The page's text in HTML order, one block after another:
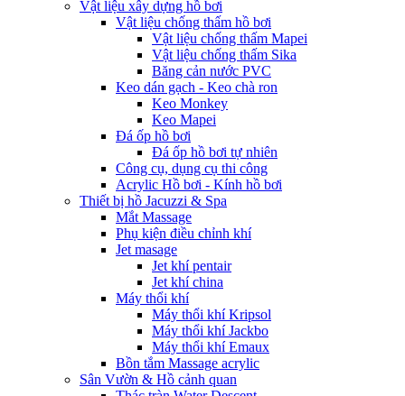
Vật liệu xây dựng hồ bơi
Vật liệu chống thấm hồ bơi
Vật liệu chống thấm Mapei
Vật liệu chống thấm Sika
Băng cản nước PVC
Keo dán gạch - Keo chà ron
Keo Monkey
Keo Mapei
Đá ốp hồ bơi
Đá ốp hồ bơi tự nhiên
Công cụ, dụng cụ thi công
Acrylic Hồ bơi - Kính hồ bơi
Thiết bị hồ Jacuzzi & Spa
Mắt Massage
Phụ kiện điều chỉnh khí
Jet masage
Jet khí pentair
Jet khí china
Máy thổi khí
Máy thổi khí Kripsol
Máy thổi khí Jackbo
Máy thổi khí Emaux
Bồn tắm Massage acrylic
Sân Vườn & Hồ cảnh quan